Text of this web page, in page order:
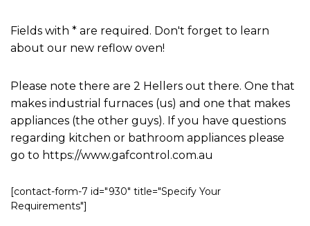
Fields with * are required. Don't forget to learn
about our new reflow oven!
Please note there are 2 Hellers out there. One that
makes industrial furnaces (us) and one that makes
appliances (the other guys). If you have questions
regarding kitchen or bathroom appliances please
go to https://www.gafcontrol.com.au
[contact-form-7 id="930" title="Specify Your
Requirements"]